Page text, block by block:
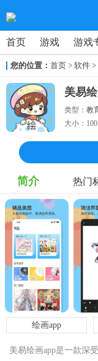
首页 游戏 游戏
您的位置： 首页 > 软件 >
美易
类型： 教
大小：
简介 热门
绘画app
美易绘画app是一款深